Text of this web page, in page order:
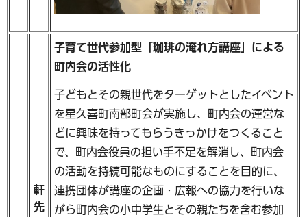
軒
先
子育て世代参加型「珈琲の淹れ方講座」による
町内会の活性化
子どもとその親世代をターゲットとしたイベント
を星久喜町南部町会が実施し、町内会の運営な
どに興味を持ってもらうきっかけをつくること
で、町内会役員の担い手不足を解消し、町内会
の活動を持続可能なものにすることを目的に、
連携団体が講座の企画・広報への協力を行いな
がら町内会の小中学生とその親たちを含む参加